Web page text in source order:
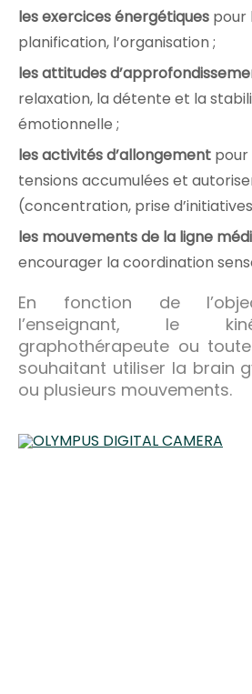
les exercices énergétiques pour
planification, l’organisation ;
les attitudes
relaxation, la détente et la
émotionnelle ;
les activités d’allongement
tensions accumulées et
(concentration, prise
les mouvements de la ligne
encourager la coordination
En fonction de
l’enseignant, le
graphothérapeute ou
souhaitant utiliser la brain
ou plusieurs mouvements.